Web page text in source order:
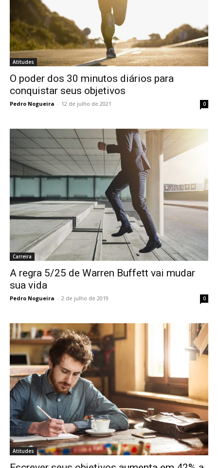
Atitudes
O poder dos 30 minutos diários para
conquistar seus objetivos
Pedro Nogueira - 12 de julho de 2021 0
Carreira
A regra 5/25 de Warren Buffett vai mudar
sua vida
Pedro Nogueira - 2 de julho de 2019 0
Atitudes